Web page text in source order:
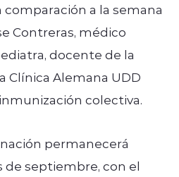
comparación a la semana
Contreras, médico
docente de la
Clínica Alemana UDD
colectiva.
permanecerá
septiembre, con el